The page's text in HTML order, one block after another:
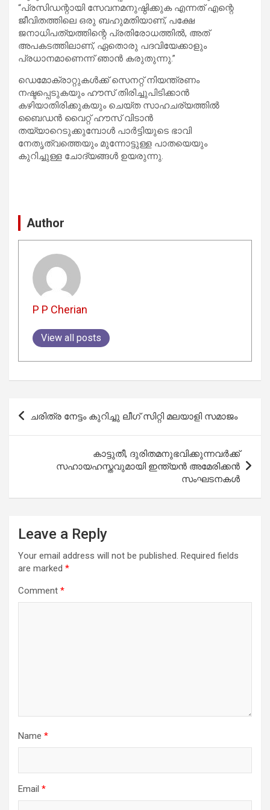
“പ്രസിഡന്റായി സേവനമനുഷ്ഠിക്കുക എന്നത് എന്റെ
ജീവിതത്തിലെ ഒരു ബഹുമതിയാണ്, പക്ഷേ
ജനാധിപത്യത്തിന്റെ പ്രതിരോധത്തിൽ, അത്
അപകടത്തിലാണ്, ഏതൊരു പദവിയേക്കാളും
പ്രധാനമാണെന്ന് ഞാൻ കരുതുന്നു.”
ഡെമോക്രാറ്റുകൾക്ക് സെനറ്റ് നിയന്ത്രണം
നഷ്ടപ്പെടുകയും ഹൗസ് തിരിച്ചുപിടിക്കാൻ
കഴിയാതിരിക്കുകയും ചെയ്ത സാഹചര്യത്തിൽ
ബൈഡൻ വൈറ്റ് ഹൗസ് വിടാൻ
തയ്യാറെടുക്കുമ്പോൾ പാർട്ടിയുടെ ഭാവി
നേതൃത്വത്തെയും മുന്നോട്ടുള്ള പാതയെയും
കുറിച്ചുള്ള ചോദ്യങ്ങൾ ഉയരുന്നു.
Author
P P Cherian
View all posts
Post
navigation
ചരിത്ര നേട്ടം കുറിച്ചു ലീഗ് സിറ്റി മലയാളി സമാജം
കാട്ടുതീ, ദുരിതമനുഭവിക്കുന്നവർക്ക്
സഹായഹസ്തവുമായി ഇന്ത്യൻ അമേരിക്കൻ
സംഘടനകൾ
Leave a Reply
Your email address will not be published. Required fields
are marked *
Comment *
Name *
Email *